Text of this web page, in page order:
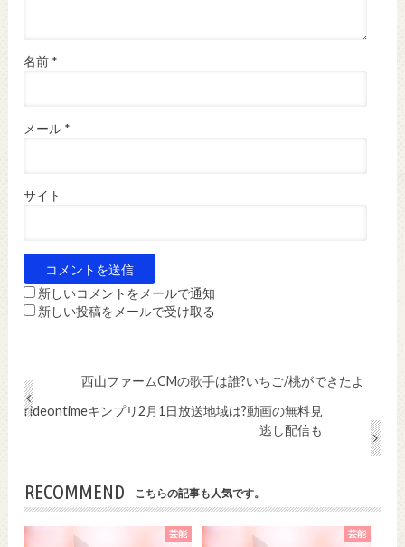
名前 *
メール *
サイト
新しいコメントをメールで通知
新しい投稿をメールで受け取る
西山ファームCMの歌手は誰?いちご/桃ができたよ
rideontimeキンプリ2月1日放送地域は?動画の無料見
逃し配信も
RECOMMEND こちらの記事も人気です。
芸能 芸能